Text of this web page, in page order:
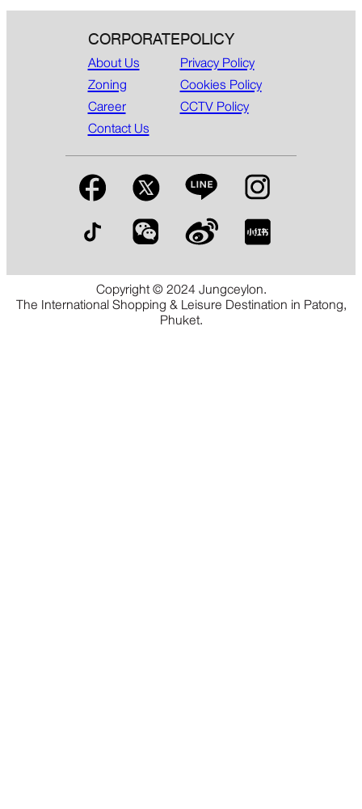
CORPORATE
About Us
Zoning
Career
Contact Us
POLICY
Privacy Policy
Cookies Policy
CCTV Policy
Copyright © 2024 Jungceylon.
The International Shopping & Leisure Destination in Patong,
Phuket.